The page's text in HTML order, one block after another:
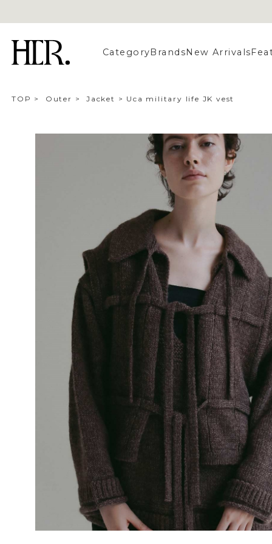
Category Brands New Arrivals
TOP > Outer > Jacket > Uca military life JK vest